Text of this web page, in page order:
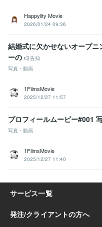
Happylity Movie
2026/01/24 09:36
結婚式に欠かせないオープ
ーの
告知
写真・動画
1FilmsMovie
2025/12/27 11:57
プロフィールムービー#001
写真・動画
1FilmsMovie
2025/12/27 11:40